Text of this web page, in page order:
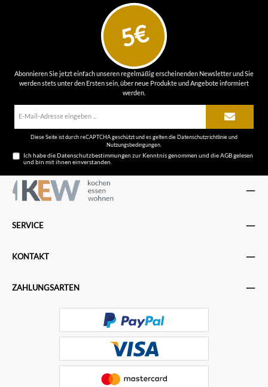
5€
Abonnieren Sie jetzt einfach unseren regelmäßig erscheinenden Newsletter und Sie
werden stets unter den Ersten sein, über neue Produkte und Angebote informiert
werden.
Diese Seite ist durch reCAPTCHA geschützt und es gelten dieDatenschutzrichtlinieund
Nutzungsbedingungen
Ich habe dieDatenschutzbestimmungen zur Kenntnis genommen und dieAGBgelesen
und bin mit ihnen einverstanden.
SERVICE
KONTAKT
ZAHLUNGSARTEN